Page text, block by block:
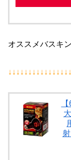
オススメバスキ